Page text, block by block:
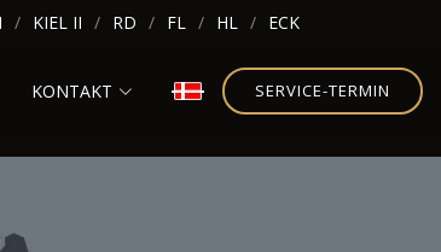
KIEL II RD FL HL ECK
KONTAKT SERVICE-TERMIN